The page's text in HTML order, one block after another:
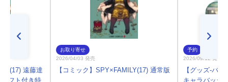
遠藤達
フト付き特
お取り寄せ
2026/04/03 発売
【コミック】SPY×FAMILY(17) 通常版
予約
2026/09/12 発売
【グッズ-バ
キャラバッジ